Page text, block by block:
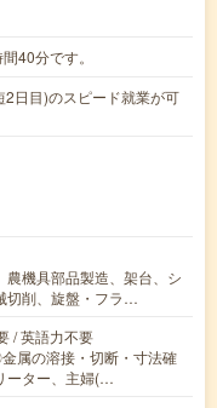
40分です。
日目)のスピード就業が可
農機具部品製造、架台、シ
切削、旋盤・フラ…
/ 英語力不要
属の溶接・切断・寸法確
ーター、主婦(…